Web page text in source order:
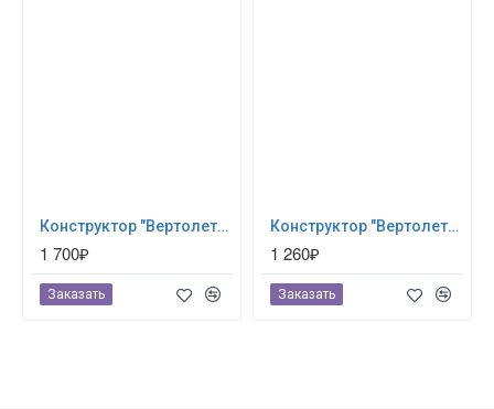
Конструктор "Вертолет" (280 деталей) Eitech (00332)
1 700₽
Заказать
Конструктор "Вертолет", 188 деталей Eitech (00072)
1 260₽
Заказать